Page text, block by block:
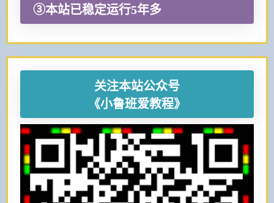
③本站已稳定运行5年多
关注本站公众号
《小鲁班爱教程》